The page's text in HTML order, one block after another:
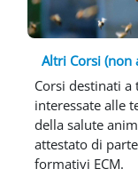
Altri Corsi (non
Corsi destinati
interessate alle
della salute
attestato di
formativi ECM.